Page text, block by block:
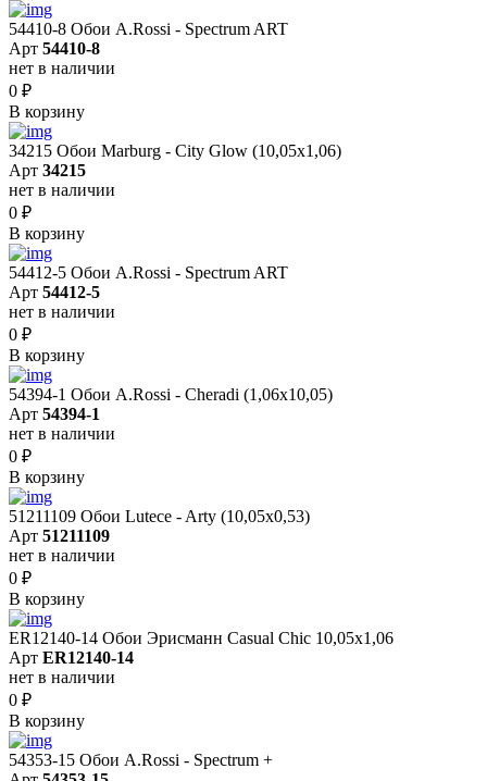
54410-8 Обои A.Rossi - Spectrum ART
Арт 54410-8
нет в наличии
0 ₽
В корзину
34215 Обои Marburg - City Glow (10,05x1,06)
Арт 34215
нет в наличии
0 ₽
В корзину
54412-5 Обои A.Rossi - Spectrum ART
Арт 54412-5
нет в наличии
0 ₽
В корзину
54394-1 Обои A.Rossi - Cheradi (1,06x10,05)
Арт 54394-1
нет в наличии
0 ₽
В корзину
51211109 Обои Lutece - Arty (10,05x0,53)
Арт 51211109
нет в наличии
0 ₽
В корзину
ER12140-14 Обои Эрисманн Casual Chic 10,05x1,06
Арт ER12140-14
нет в наличии
0 ₽
В корзину
54353-15 Обои A.Rossi - Spectrum +